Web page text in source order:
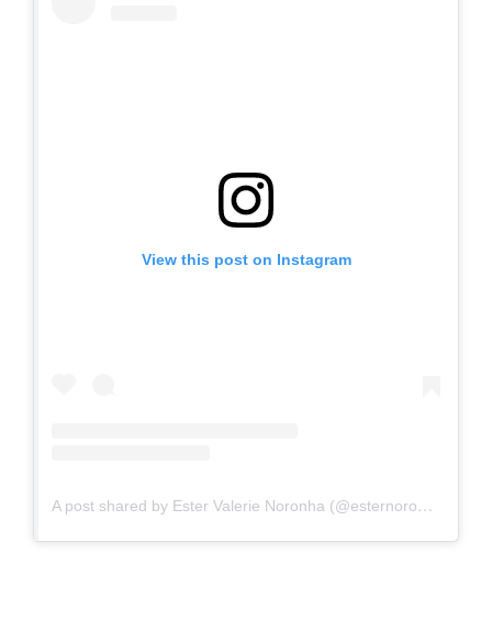
View this post on Instagram
A post shared by Ester Valerie Noronha (@esternoronhaofficial)